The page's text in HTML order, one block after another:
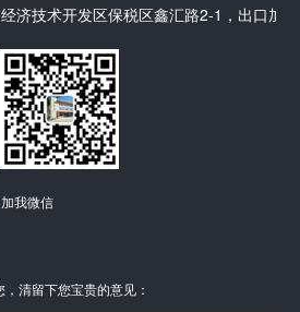
济技术开发区保税区鑫汇路2-1，出口加
我微信
清留下您宝贵的意见：